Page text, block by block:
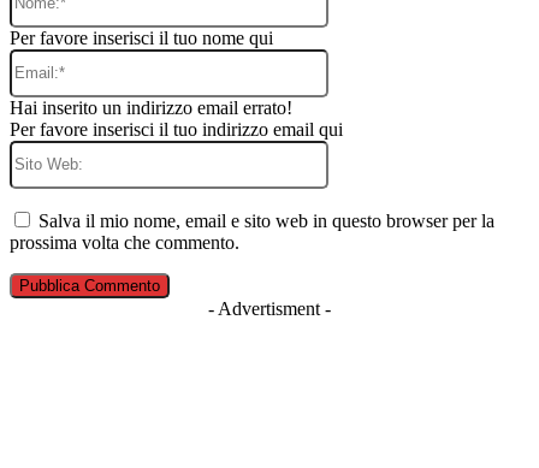
Per favore inserisci il tuo nome qui
Email:*
Hai inserito un indirizzo email errato!
Per favore inserisci il tuo indirizzo email qui
Sito
Salva il mio nome, email e sito web in questo browser per la
prossima volta che commento.
- Advertisment -